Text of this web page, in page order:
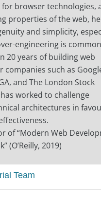
browser technologies,
properties of the web,
and simplicity,
engineering is
20 years of building web
companies such as
and The London Stock
worked to challenge
architectures in
of “Modern Web
(O’Reilly, 2019)
Team